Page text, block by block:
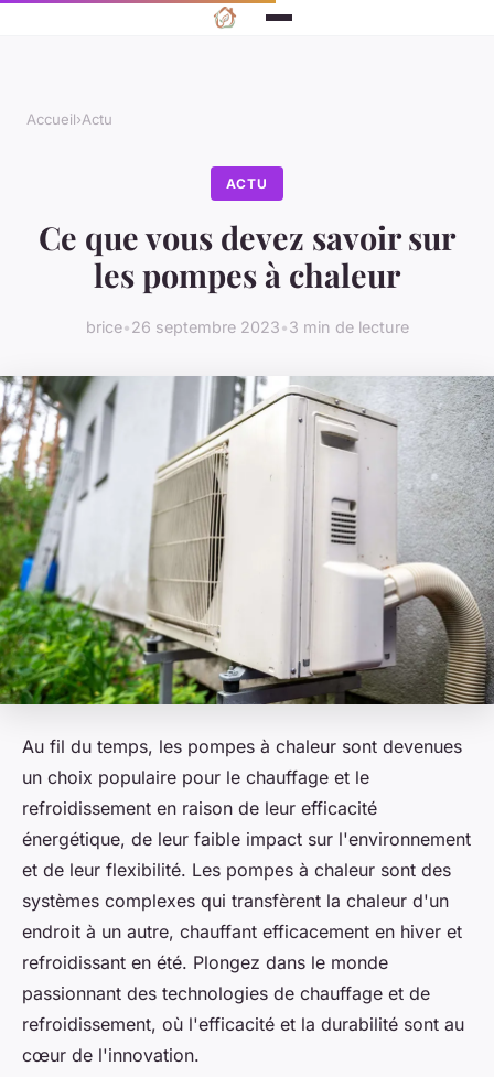
Accueil›Actu
ACTU
Ce que vous devez savoir sur
les pompes à chaleur
brice•26 septembre 2023•3 min de lecture
Au fil du temps, les pompes à chaleur sont devenues
un choix populaire pour le chauffage et le
refroidissement en raison de leur efficacité
énergétique, de leur faible impact sur l'environnement
et de leur flexibilité. Les pompes à chaleur sont des
systèmes complexes qui transfèrent la chaleur d'un
endroit à un autre, chauffant efficacement en hiver et
refroidissant en été. Plongez dans le monde
passionnant des technologies de chauffage et de
refroidissement, où l'efficacité et la durabilité sont au
cœur de l'innovation.